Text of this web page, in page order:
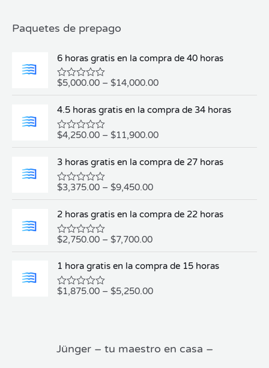
Paquetes de prepago
6 horas gratis en la compra de 40 horas
V
a
o
r
a
d
o
e
n
0
d
e
5
$5,000.00 – $14,000.00
4.5 horas gratis en la compra de 34 horas
V
a
o
r
a
d
o
e
n
0
d
e
5
$4,250.00 – $11,900.00
3 horas gratis en la compra de 27 horas
V
a
o
r
a
d
o
e
n
0
d
e
$3,375.00 – $9,450.00
2 horas gratis en la compra de 22 horas
V
a
o
r
a
d
e
$2,750.00 – $7,700.00
1 hora gratis en la compra de 15 horas
V
d
$1,875.00 – $5,250.00
Jünger – tu maestro en casa –